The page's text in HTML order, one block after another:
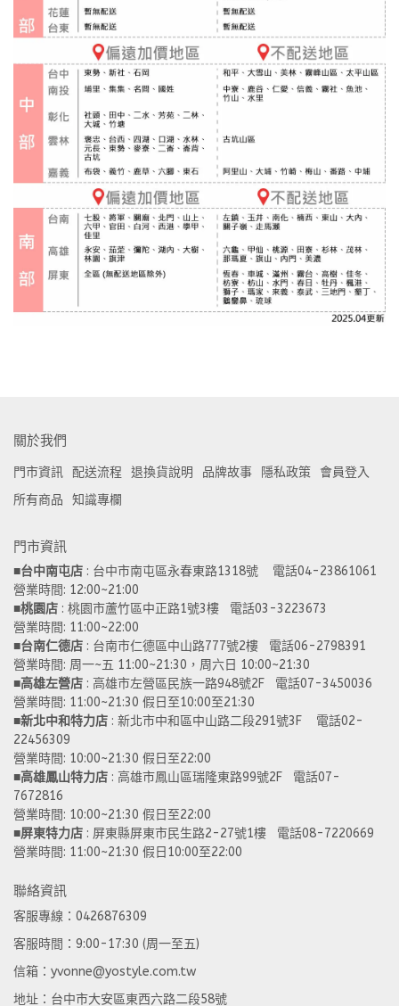
關於我們
門市資訊 配送流程 退換貨說明 品牌故事 隱私政策
會員登入
所有商品
知識專欄
門市資訊
■台中南屯店 : 台中市南屯區永春東路1318號    電話04-23861061
營業時間: 12:00~21:00
■桃園店 : 桃園市蘆竹區中正路1號3樓   電話03-3223673
營業時間: 11:00~22:00
■台南仁德店 : 台南市仁德區中山路777號2樓   電話06-2798391
營業時間: 周一~五 11:00~21:30，周六日 10:00~21:30
■高雄左營店 : 高雄市左營區民族一路948號2F   電話07-3450036
營業時間: 11:00~21:30 假日至10:00至21:30
■新北中和特力店 : 新北市中和區中山路二段291號3F    電話02-
22456309
營業時間: 10:00~21:30 假日至22:00
■高雄鳳山特力店 : 高雄市鳳山區瑞隆東路99號2F   電話07-
7672816
營業時間: 10:00~21:30 假日至22:00
■屏東特力店 : 屏東縣屏東市民生路2-27號1樓   電話08-7220669
營業時間: 11:00~21:30 假日10:00至22:00
聯絡資訊
客服專線：0426876309
客服時間：9:00-17:30 (周一至五)
信箱：yvonne@yostyle.com.tw
地址：台中市大安區東西六路二段58號